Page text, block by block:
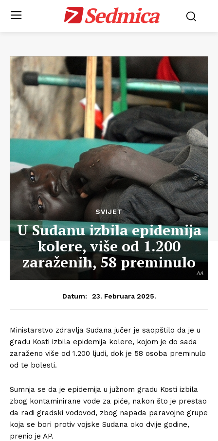
Sedmica
AA
SVIJET
U Sudanu izbila epidemija
kolere, više od 1.200
zaraženih, 58 preminulo
Datum: 23. Februara 2025.
Ministarstvo zdravlja Sudana jučer je saopštilo da je u
gradu Kosti izbila epidemija kolere, kojom je do sada
zaraženo više od 1.200 ljudi, dok je 58 osoba preminulo
od te bolesti.
Sumnja se da je epidemija u južnom gradu Kosti izbila
zbog kontaminirane vode za piće, nakon što je prestao
da radi gradski vodovod, zbog napada paravojne grupe
koja se bori protiv vojske Sudana oko dvije godine,
prenio je AP.